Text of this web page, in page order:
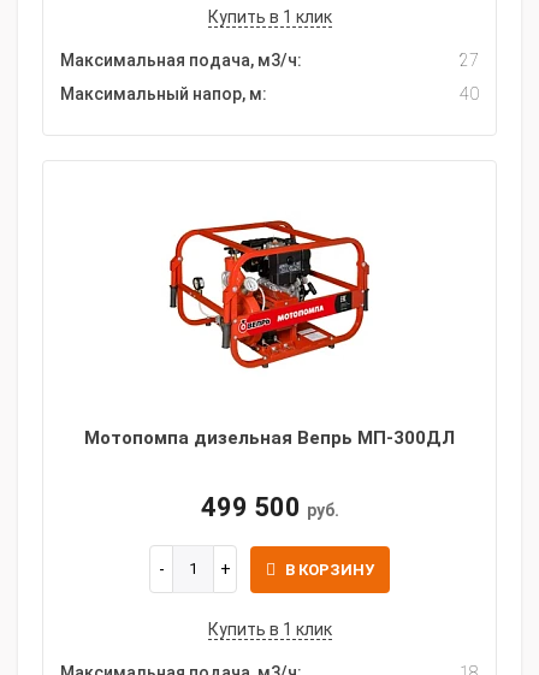
Купить в 1 клик
Максимальная подача, м3/ч:
27
Максимальный напор, м:
40
Мотопомпа дизельная Вепрь МП-300ДЛ
499 500 руб.
В КОРЗИНУ
Купить в 1 клик